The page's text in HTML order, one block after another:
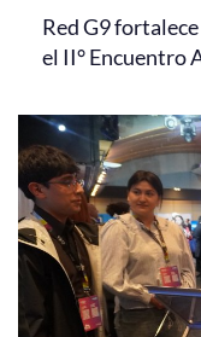
Red G9
el II° Encuentro